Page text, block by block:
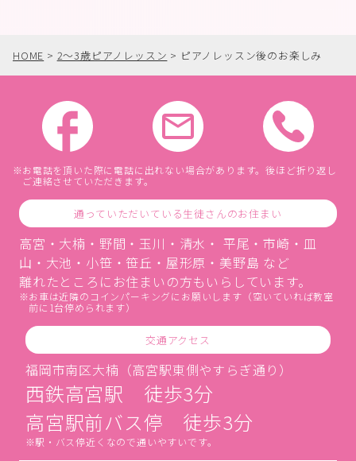
HOME > 2〜3歳ピアノレッスン > ピアノレッスン後のお楽しみ
お電話を頂いた際に電話に出れない場合があります。後ほど折り返し
ご連絡させていただきます。
通っていただいている生徒さんのお住まい
高宮・大楠・野間・玉川・清水・ 平尾・市崎・皿
山・大池・小笹・笹丘・屋形原・美野島 など
離れたところにお住まいの方もいらしています。
お車は近隣のコインパーキングにお願いします（空いていれば教室
前に1台停められます）
交通アクセス
福岡市南区大楠（高宮駅東側やすらぎ通り）
西鉄高宮駅 徒歩3分
高宮駅前バス停 徒歩3分
駅・バス停近くなので通いやすいです。